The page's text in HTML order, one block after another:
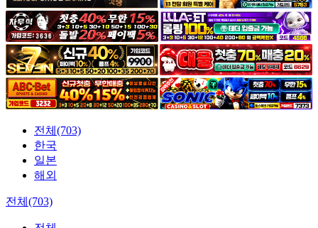
전체(703)
한국
일본
해외
전체(703)